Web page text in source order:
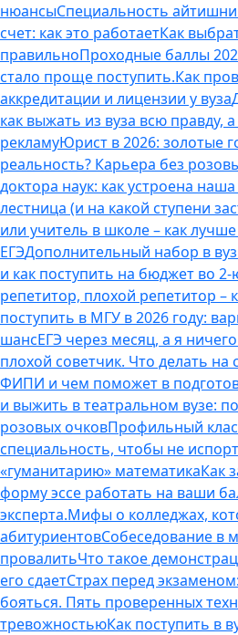
нюансыСпециальность
счет: как это работаетКак
правильноПроходные баллы
стало проще поступить.Как
аккредитации и лицензии у вуза
как выжать из вуза всю правду,
рекламуЮрист в 2026: золотые
реальность? Карьера без
доктора наук: как устроена
лестница (и на какой ступени
или учитель в школе – как
ЕГЭДополнительный набор в
и как поступить на бюджет во
репетитор, плохой репетитор –
поступить в МГУ в 2026 году:
шансЕГЭ через месяц, а я
плохой советчик. Что делать на
ФИПИ и чем поможет в
и выжить в театральном вузе:
розовых очковПрофильный
специальность, чтобы не
«гуманитарию» математикаКак
форму эссе работать на ваши
эксперта.Мифы о колледжах,
абитуриентовСобеседование в
провалитьЧто такое
его сдаетСтрах перед
бояться. Пять проверенных
тревожностьюКак поступить в